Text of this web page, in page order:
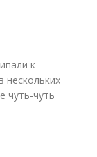
к
нескольких
чуть-чуть